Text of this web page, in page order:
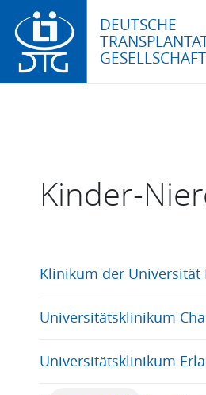
DEUTSCHE
Kinder-
Klinikum der Universität
Universitätsklinikum
Universitätsklinikum